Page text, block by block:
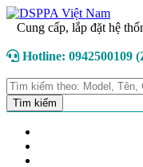
Cung cấp, lắp đặt hệ
Hotline: 0942500109